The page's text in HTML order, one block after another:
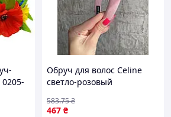
Обруч для волос Celine
светло-розовый
металлической эмблемой
467 ₴
583.75₴